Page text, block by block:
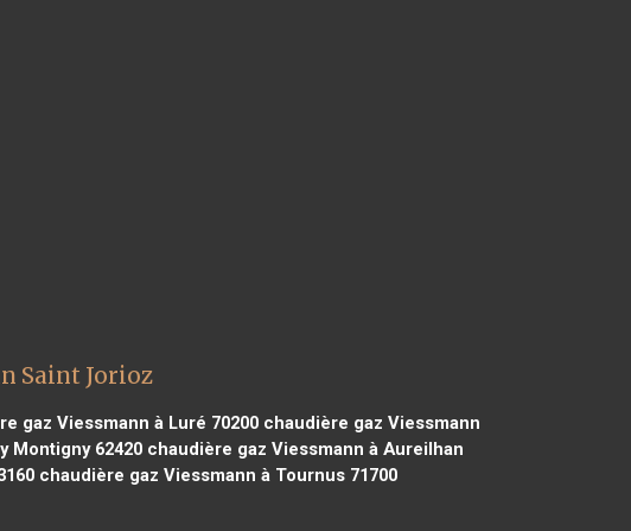
Saint Jorioz
gaz Viessmann à Luré 70200chaudière gaz Viessmann
Montigny 62420chaudière gaz Viessmann à Aureilhan
chaudière gaz Viessmann à Tournus 71700